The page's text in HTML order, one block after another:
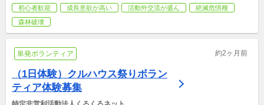
初心者歓迎 成長意欲が高い 活動外交流が盛ん
絶滅危惧種
森林破壊
単発ボランティア 約2ヶ月前
（1日体験）クルハウス祭りボラン
ティア体験募集